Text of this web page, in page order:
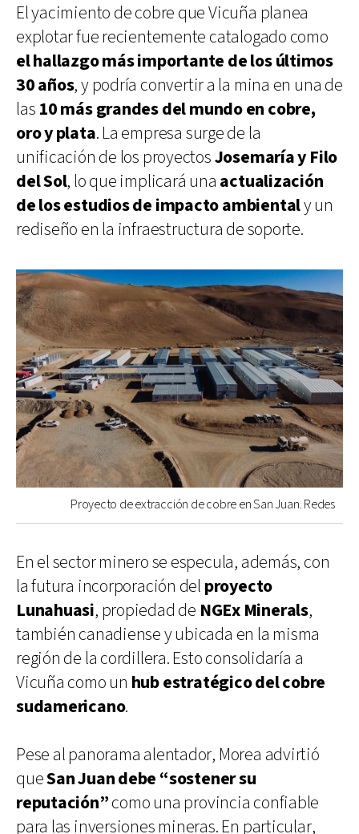
El yacimiento de cobre que Vicuña planea
explotar fue recientemente catalogado como
el hallazgo más importante de los últimos
30 años, y podría convertir a la mina en una de
las 10 más grandes del mundo en cobre,
oro y plata. La empresa surge de la
unificación de los proyectosJosemaría y Filo
del Sol, lo que implicará una actualización
de los estudios de impacto ambientaly un
rediseño en la infraestructura de soporte.
Proyecto de extracción de cobre en San Juan. Redes
En el sector minero se especula, además, con
la futura incorporación del proyecto
Lunahuasi, propiedad de NGEx Minerals,
también canadiense y ubicada en la misma
región de la cordillera. Esto consolidaría a
Vicuña como un hub estratégico del cobre
sudamericano.
Pese al panorama alentador, Morea advirtió
queSan Juan debe “sostener su
reputación”como una provincia confiable
para las inversiones mineras. En particular,